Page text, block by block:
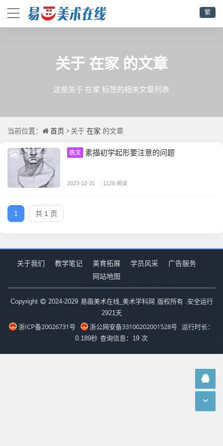
繁
关于 在家 的文章
这是关于 在家 标签的相关文章列表
当前位置： 首页 关于 在家 的文章
热文 素描初学起形要注意的问题
2023-12-31 / 1128 阅读
1 共 1 页
关于我们 教学笔记 美育拓展 学员风采
广告服务
网站地图
Copyright 2024-2029 易画美术在线_美术学科网 版权所有 .安全运行
2921天
浙ICP备20026731号 浙公网安备33100202001528号
运行时长：
0.189秒 查询信息：19 次